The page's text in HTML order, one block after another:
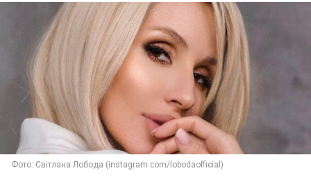
Фото: Світлана Лобода (instagram.com/lobodaofficial)